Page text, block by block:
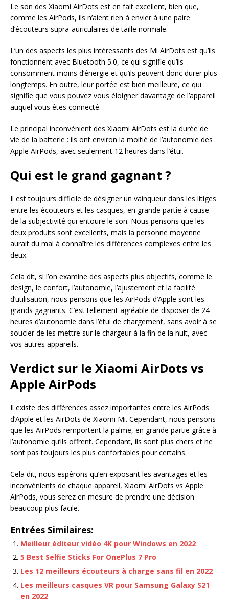
Le son des Xiaomi AirDots est en fait excellent, bien que,
comme les AirPods, ils n’aient rien à envier à une paire
d’écouteurs supra-auriculaires de taille normale.
L’un des aspects les plus intéressants des Mi AirDots est qu’ils
fonctionnent avec Bluetooth 5.0, ce qui signifie qu’ils
consomment moins d’énergie et qu’ils peuvent donc durer plus
longtemps. En outre, leur portée est bien meilleure, ce qui
signifie que vous pouvez vous éloigner davantage de l’appareil
auquel vous êtes connecté.
Le principal inconvénient des Xiaomi AirDots est la durée de
vie de la batterie : ils ont environ la moitié de l’autonomie des
Apple AirPods, avec seulement 12 heures dans l’étui.
Qui est le grand gagnant ?
Il est toujours difficile de désigner un vainqueur dans les litiges
entre les écouteurs et les casques, en grande partie à cause
de la subjectivité qui entoure le son. Nous pensons que les
deux produits sont excellents, mais la personne moyenne
aurait du mal à connaître les différences complexes entre les
deux.
Cela dit, si l’on examine des aspects plus objectifs, comme le
design, le confort, l’autonomie, l’ajustement et la facilité
d’utilisation, nous pensons que les AirPods d’Apple sont les
grands gagnants. C’est tellement agréable de disposer de 24
heures d’autonomie dans l’étui de chargement, sans avoir à se
soucier de les mettre sur le chargeur à la fin de la nuit, avec
vos autres appareils.
Verdict sur le Xiaomi AirDots vs
Apple AirPods
Il existe des différences assez importantes entre les AirPods
d’Apple et les AirDots de Xiaomi Mi. Cependant, nous pensons
que les AirPods remportent la palme, en grande partie grâce à
l’autonomie qu’ils offrent. Cependant, ils sont plus chers et ne
sont pas toujours les plus confortables pour certains.
Cela dit, nous espérons qu’en exposant les avantages et les
inconvénients de chaque appareil, Xiaomi AirDots vs Apple
AirPods, vous serez en mesure de prendre une décision
beaucoup plus facile.
Entrées Similaires:
Meilleur éditeur vidéo 4K pour Windows en 2022
5 Best Selfie Sticks For OnePlus 7 Pro
Les 12 meilleurs écouteurs à charge sans fil en 2022
Les meilleurs casques VR pour Samsung Galaxy S21
en 2022